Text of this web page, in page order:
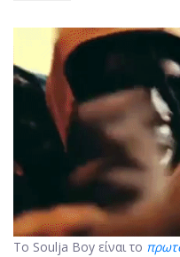
Το Soulja Boy είναι το